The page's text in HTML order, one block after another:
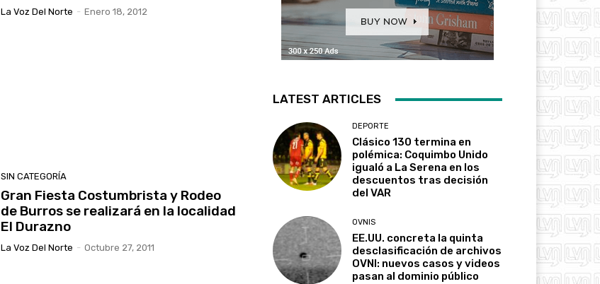
La Voz Del Norte - Enero 18, 2012
SIN CATEGORÍA
Gran Fiesta Costumbrista y Rodeo
de Burros se realizará en la localidad
El Durazno
La Voz Del Norte - Octubre 27, 2011
LATEST ARTICLES
DEPORTE
Clásico 130 termina en
polémica: Coquimbo Unido
igualó a La Serena en los
descuentos tras decisión
del VAR
OVNIS
EE.UU. concreta la quinta
desclasificación de archivos
OVNI: nuevos casos y videos
pasan al dominio público